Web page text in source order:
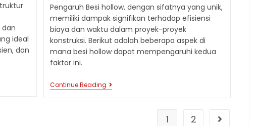
dan
ideal
dan
Pengaruh Besi hollow, dengan sifatnya yang unik,
memiliki dampak signifikan terhadap efisiensi
biaya dan waktu dalam proyek-proyek
konstruksi. Berikut adalah beberapa aspek di
mana besi hollow dapat mempengaruhi kedua
faktor ini.
Continue Reading PENGARUH
BESI
1 2 Go to the